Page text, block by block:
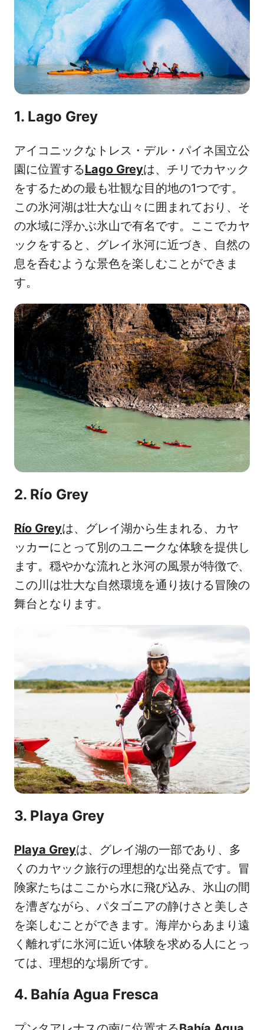
1. Lago Grey
アイコニックなトレス・デル・パイネ国立公
園に位置するLago Greyは、チリでカヤック
をするための最も壮観な目的地の1つです。
この氷河湖は壮大な山々に囲まれており、そ
の水域に浮かぶ氷山で有名です。ここでカヤ
ックをすると、グレイ氷河に近づき、自然の
息を呑むような景色を楽しむことができま
す。
2. Río Grey
Río Greyは、グレイ湖から生まれる、カヤ
ッカーにとって別のユニークな体験を提供し
ます。穏やかな流れと氷河の風景が特徴で、
この川は壮大な自然環境を通り抜ける冒険の
舞台となります。
3. Playa Grey
Playa Greyは、グレイ湖の一部であり、多
くのカヤック旅行の理想的な出発点です。冒
険家たちはここから水に飛び込み、氷山の間
を漕ぎながら、パタゴニアの静けさと美しさ
を楽しむことができます。海岸からあまり遠
く離れずに氷河に近い体験を求める人にとっ
ては、理想的な場所です。
4. Bahía Agua Fresca